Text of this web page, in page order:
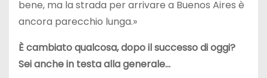
bene, ma la strada per arrivare a Buenos Aires è
ancora parecchio lunga.»
È cambiato qualcosa, dopo il successo di oggi?
Sei anche in testa alla generale…